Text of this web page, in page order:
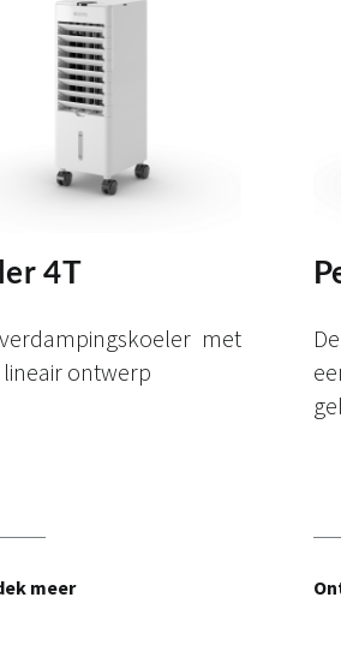
4T
met
lineair ontwerp
meer